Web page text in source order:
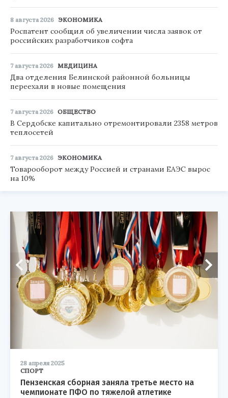
8 августа 2026 ЭКОНОМИКА
Роспатент сообщил об увеличении числа заявок от
российских разработчиков софта
7 августа 2026 МЕДИЦИНА
Два отделения Белинской районной больницы
переехали в новые помещения
7 августа 2026 ОБЩЕСТВО
В Сердобске капитально отремонтировали 2358 метров
теплосетей
7 августа 2026 ЭКОНОМИКА
Товарооборот между Россией и странами ЕАЭС вырос
на 10%
28 апреля 2025
СПОРТ
Пензенская сборная заняла третье место на
чемпионате ПФО по тяжелой атлетике